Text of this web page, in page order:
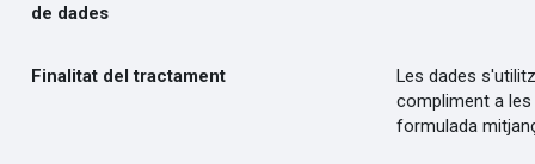
de dades
Finalitat del tractament
Les dades
compliment a
formulada